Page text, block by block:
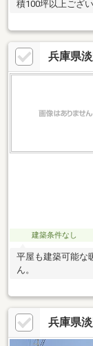
積100坪以上ござ
静且つ緑の多い住
兵庫県
建築条件なし
平屋も建築可能な
ん。
兵庫県